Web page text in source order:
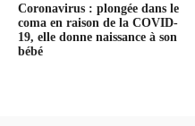
Coronavirus : plongée dans le
coma en raison de la COVID-
19, elle donne naissance à son
bébé